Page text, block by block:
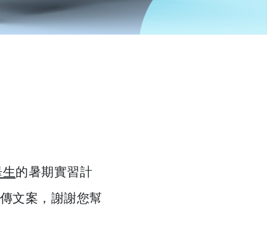
的暑期實習計
文案，謝謝您幫